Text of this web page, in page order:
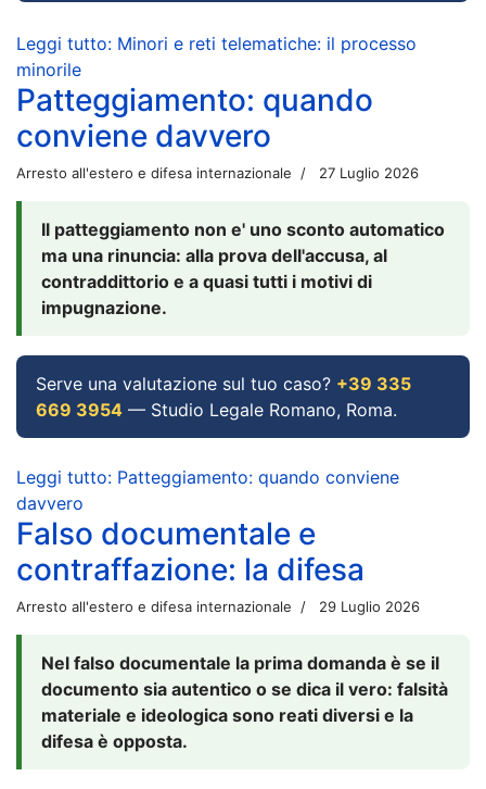
Leggi tutto: Minori e reti telematiche: il processo
minorile
Patteggiamento: quando
conviene davvero
Arresto all'estero e difesa internazionale 27 Luglio 2026
Il patteggiamento non e' uno sconto automatico
ma una rinuncia: alla prova dell'accusa, al
contraddittorio e a quasi tutti i motivi di
impugnazione.
Serve una valutazione sul tuo caso? +39 335
669 3954 — Studio Legale Romano, Roma.
Leggi tutto: Patteggiamento: quando conviene
davvero
Falso documentale e
contraffazione: la difesa
Arresto all'estero e difesa internazionale 29 Luglio 2026
Nel falso documentale la prima domanda è se il
documento sia autentico o se dica il vero: falsità
materiale e ideologica sono reati diversi e la
difesa è opposta.